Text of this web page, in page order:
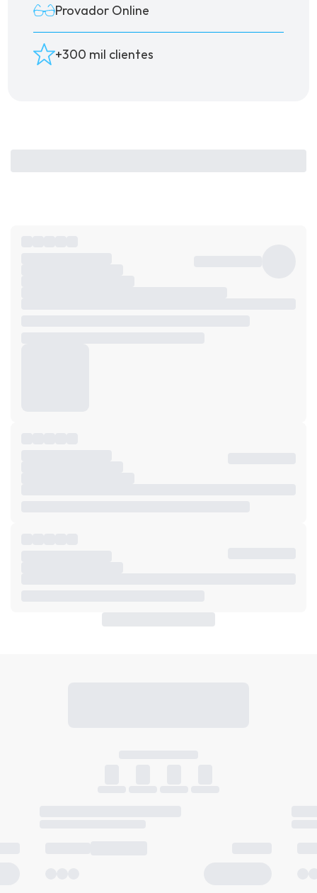
Provador Online
+300 mil clientes